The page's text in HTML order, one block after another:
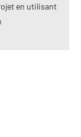
en utilisant